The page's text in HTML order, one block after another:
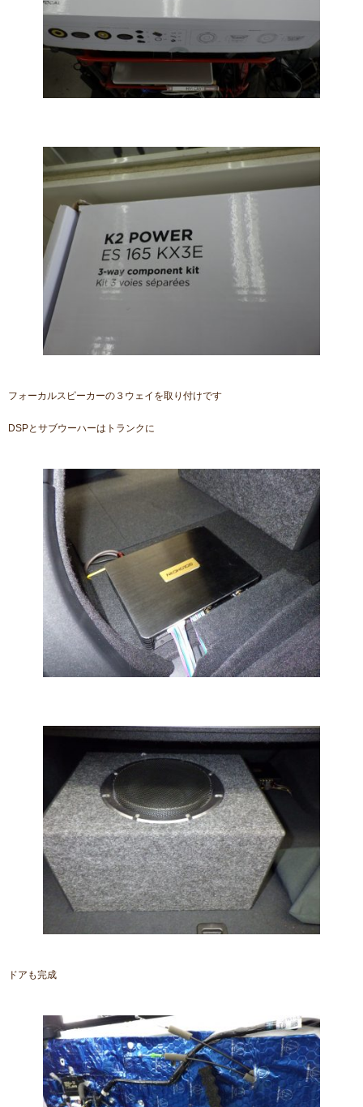
フォーカルスピーカーの３ウェイを取り付けです
DSPとサブウーハーはトランクに
ドアも完成